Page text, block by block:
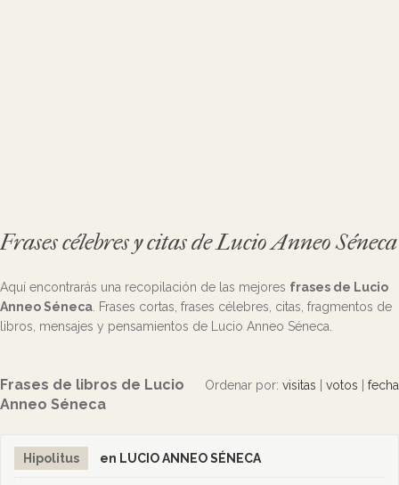
Frases célebres y citas de Lucio Anneo Séneca
Aquí encontrarás una recopilación de las mejores frases de Lucio
Anneo Séneca . Frases cortas, frases célebres, citas, fragmentos de
libros, mensajes y pensamientos de Lucio Anneo Séneca.
Ordenar por: visitas votos fecha
Frases de libros de Lucio
Anneo Séneca
Hipolitus en LUCIO ANNEO SÉNECA